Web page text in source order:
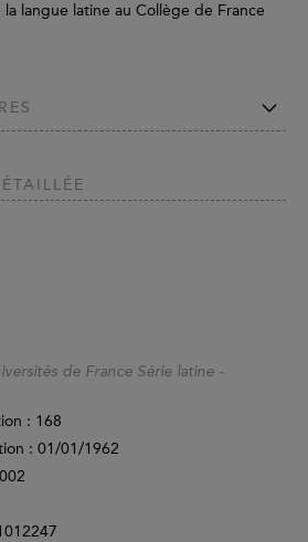
langue latine au Collège de France
de France Série latine -
: 168
: 01/01/1962